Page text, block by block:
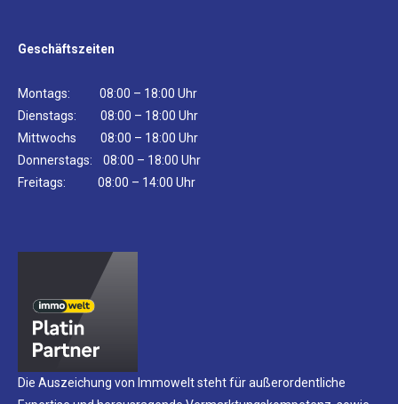
Geschäftszeiten
Montags: 08:00 – 18:00 Uhr
Dienstags: 08:00 – 18:00 Uhr
Mittwochs 08:00 – 18:00 Uhr
Donnerstags: 08:00 – 18:00 Uhr
Freitags: 08:00 – 14:00 Uhr
Die Auszeichung von Immowelt steht für außerordentliche